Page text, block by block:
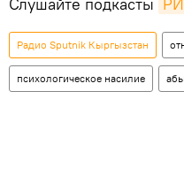
Радио Sputnik Кыргызстан
психологическое насилие